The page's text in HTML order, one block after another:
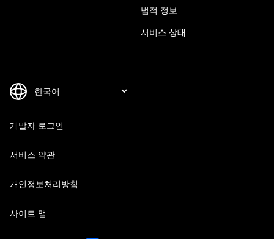
법적 정보
서비스 상태
개발자 로그인
서비스 약관
개인정보처리방침
사이트 맵